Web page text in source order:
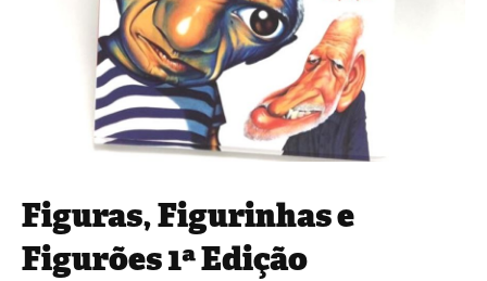
Figuras, Figurinhas e
Figurões 1ª Edição